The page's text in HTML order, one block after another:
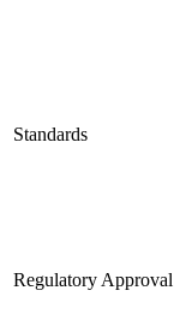
Standards
Regulatory Approval